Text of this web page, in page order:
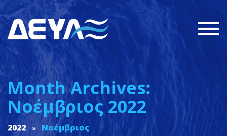
Month Archives:
Νοέμβριος 2022
2022 Νοέμβριος